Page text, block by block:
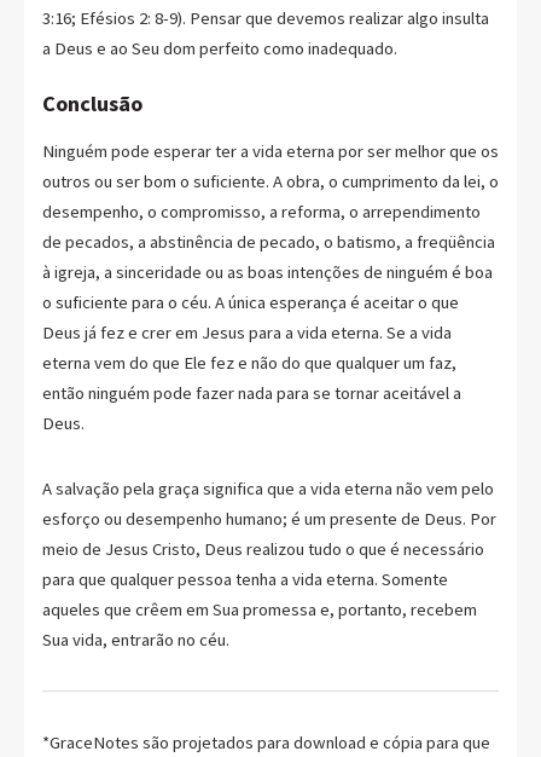
3:16; Efésios 2: 8-9). Pensar que devemos realizar algo insulta
a Deus e ao Seu dom perfeito como inadequado.
Conclusão
Ninguém pode esperar ter a vida eterna por ser melhor que os
outros ou ser bom o suficiente. A obra, o cumprimento da lei, o
desempenho, o compromisso, a reforma, o arrependimento
de pecados, a abstinência de pecado, o batismo, a freqüência
à igreja, a sinceridade ou as boas intenções de ninguém é boa
o suficiente para o céu. A única esperança é aceitar o que
Deus já fez e crer em Jesus para a vida eterna. Se a vida
eterna vem do que Ele fez e não do que qualquer um faz,
então ninguém pode fazer nada para se tornar aceitável a
Deus.
A salvação pela graça significa que a vida eterna não vem pelo
esforço ou desempenho humano; é um presente de Deus. Por
meio de Jesus Cristo, Deus realizou tudo o que é necessário
para que qualquer pessoa tenha a vida eterna. Somente
aqueles que crêem em Sua promessa e, portanto, recebem
Sua vida, entrarão no céu.
*GraceNotes são projetados para download e cópia para que